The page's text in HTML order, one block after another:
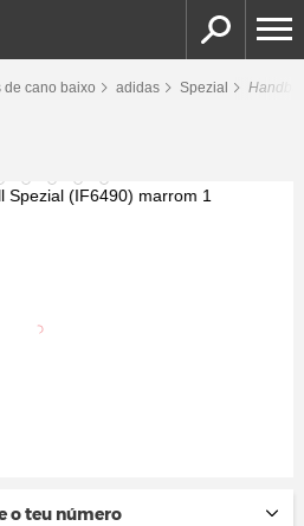
de cano baixo adidas Spezial
o teu número